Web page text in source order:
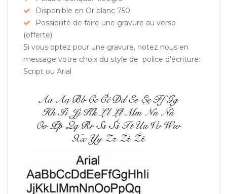
Disponible en Or blanc 750
Possibilité de faire une gravure au verso
(offerte)
Si vous optez pour une gravure, notez nous en
message votre choix du style de police d'écriture:
Script ou Arial